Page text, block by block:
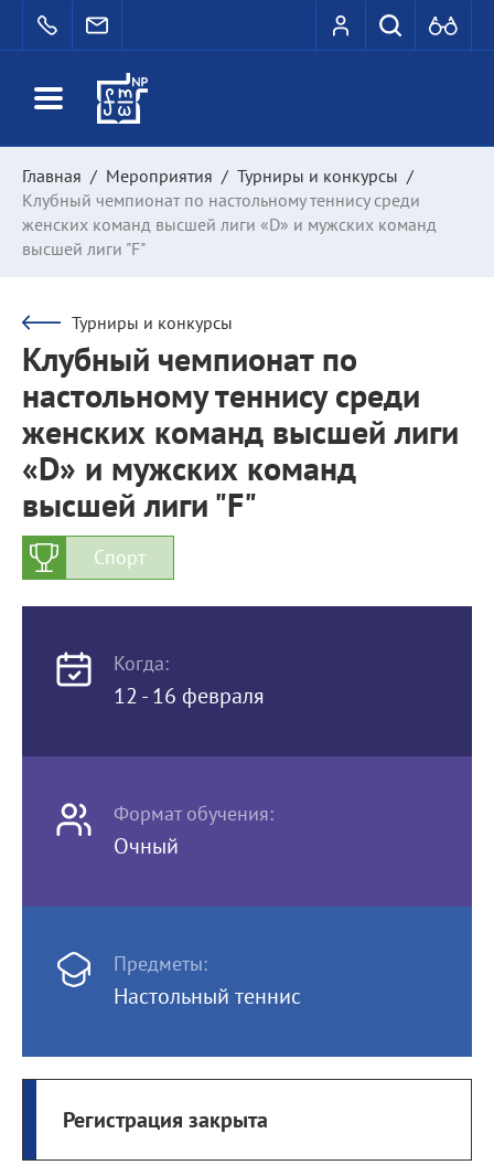
Главная / Мероприятия / Турниры и конкурсы /
Клубный чемпионат по настольному теннису среди
женских команд высшей лиги «D» и мужских команд
высшей лиги "F"
Турниры и конкурсы
Клубный чемпионат по
настольному теннису среди
женских команд высшей лиги
«D» и мужских команд
высшей лиги "F"
Спорт
Когда:
12 - 16 февраля
Формат обучения:
Очный
Предметы:
Настольный теннис
Регистрация закрыта